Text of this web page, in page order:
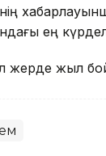
ең
жерде жыл